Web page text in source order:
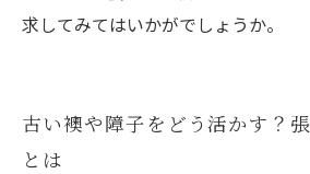
求してみてはいかがでしょうか。
古い襖や障子をどう活かす？
とは